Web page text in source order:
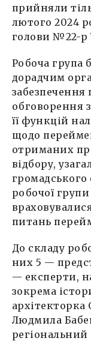
прийняли
лютого 2024
голови №22-р
Робоча група
дорадчим
забезпечення
обговорення
її функцій
щодо
отриманих
відбору,
робочої
питань
До складу
них 5 —
— експерти,
зокрема
архітекторка
Людмила
регіональний